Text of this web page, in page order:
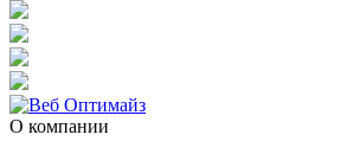
О компании